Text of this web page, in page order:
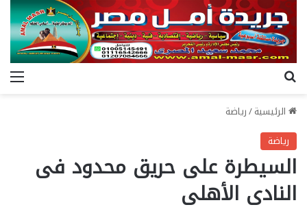
الرئيسية/رياضة
رياضة
السيطرة على حريق محدود فى
النادى الأهلى